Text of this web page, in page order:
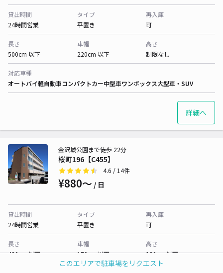
このエリアで駐車場をリクエスト
貸出時間
24時間営業
タイプ
平置き
再入庫
可
長さ
500cm 以下
車幅
220cm 以下
高さ
制限なし
対応車種
オートバイ軽自動車コンパクトカー中型車ワンボックス大型車・SUV
詳細へ
桜町196【C455】
金沢城公園まで徒歩 22分
4.6 / 14件
¥880〜 / 日
貸出時間
24時間営業
タイプ
平置き
再入庫
可
長さ
420cm 以下
車幅
170cm 以下
高さ
180cm 以下